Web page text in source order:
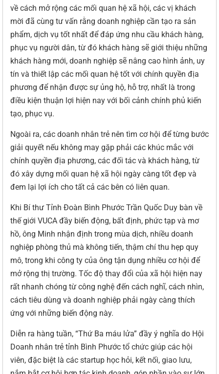
về cách mở rộng các mối quan hệ xã hội, các vị khách
mời đã cùng tư vấn rằng doanh nghiệp cần tạo ra sản
phẩm, dịch vụ tốt nhất để đáp ứng nhu cầu khách hàng,
phục vụ người dân, từ đó khách hàng sẽ giới thiệu những
khách hàng mới, doanh nghiệp sẽ nâng cao hình ảnh, uy
tín và thiết lập các mối quan hệ tốt với chính quyền địa
phương để nhận được sự ủng hộ, hỗ trợ, nhất là trong
điều kiện thuận lợi hiện nay với bối cảnh chính phủ kiến
tạo, phục vụ.
Ngoài ra, các doanh nhân trẻ nên tìm cơ hội để từng bước
giải quyết nếu không may gặp phải các khúc mắc với
chính quyền địa phương, các đối tác và khách hàng, từ
đó xây dựng mối quan hệ xã hội ngày càng tốt đẹp và
đem lại lợi ích cho tất cả các bên có liên quan.
Khi Bí thư Tỉnh Đoàn Bình Phước Trần Quốc Duy bàn về
thế giới VUCA đầy biến động, bất định, phức tạp và mơ
hồ, ông Minh nhận định trong mùa dịch, nhiều doanh
nghiệp phòng thủ mà không tiến, thậm chí thu hẹp quy
mô, trong khi công ty của ông tận dụng nhiều cơ hội để
mở rộng thị trường. Tốc độ thay đổi của xã hội hiện nay
rất nhanh chóng từ công nghệ đến cách nghĩ, cách nhìn,
cách tiêu dùng và doanh nghiệp phải ngày càng thích
ứng với những biến động này.
Diễn ra hàng tuần, “Thứ Ba máu lửa” đầy ý nghĩa do Hội
Doanh nhân trẻ tỉnh Bình Phước tổ chức giúp các hội
viên, đặc biệt là các startup học hỏi, kết nối, giao lưu,